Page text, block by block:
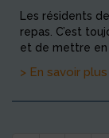
Les résidents
repas. C’est
et de mettre en
> En savoir plus